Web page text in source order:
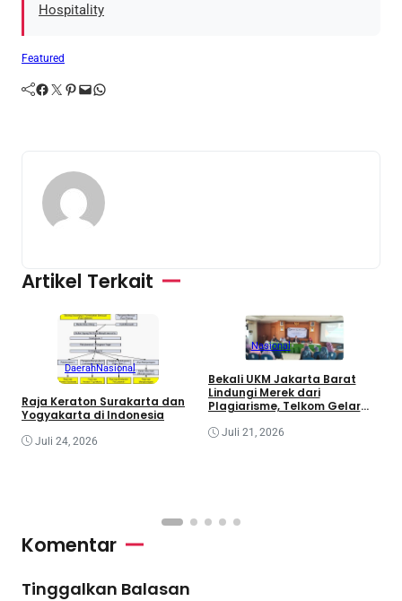
Hospitality
Featured
Facebook Twitter Pinterest Mail WhatsApp
Artikel Terkait
DaerahNasional
Raja Keraton Surakarta dan
Yogyakarta di Indonesia
Juli 24, 2026
Nasional
Bekali UKM Jakarta Barat
Lindungi Merek dari
Plagiarisme, Telkom Gelar
Juli 21, 2026
Komentar
Tinggalkan Balasan